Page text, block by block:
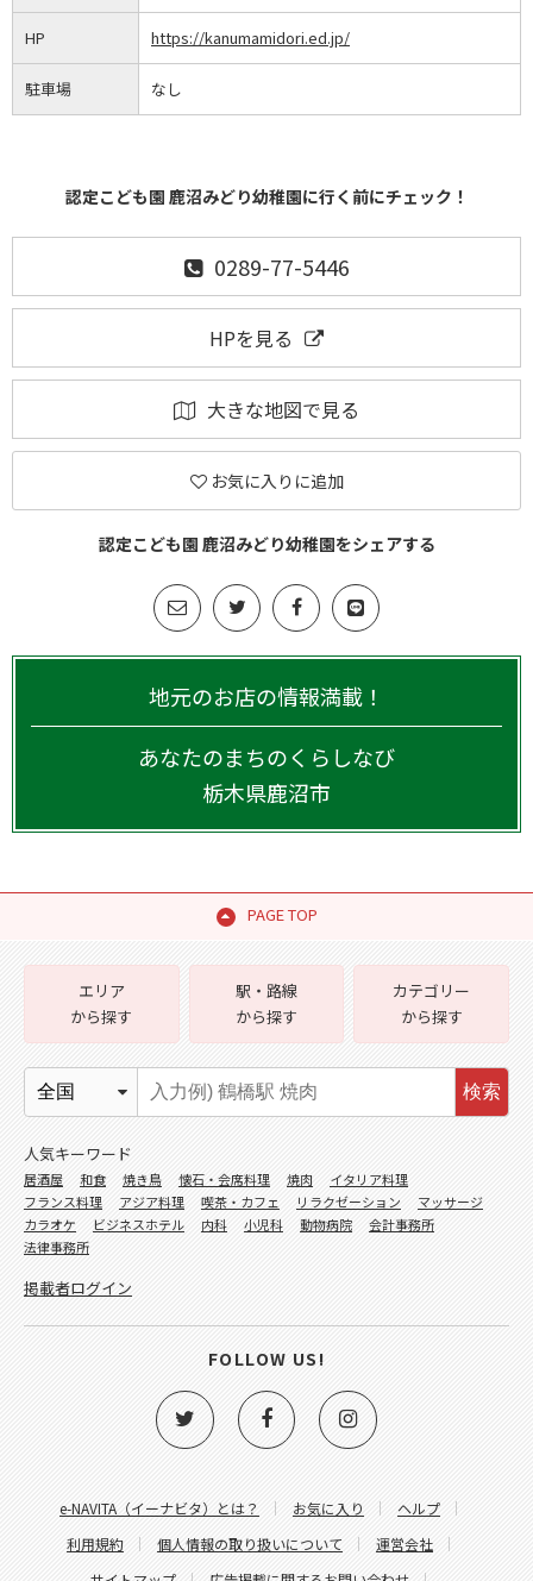
HP https://kanumamidori.ed.jp/
駐車場 なし
認定こども園 鹿沼みどり幼稚園に行く前にチェック！
0289-77-5446
HPを見る
大きな地図で見る
お気に入りに追加
認定こども園 鹿沼みどり幼稚園をシェアする
地元のお店の情報満載！
あなたのまちのくらしなび
栃木県鹿沼市
PAGE TOP
e-NAVITA（イーナビタ）とは？ お気に入り
ヘルプ
利用規約
個人情報の取り扱いについて
運営会社
エリア
から探す
駅・路線
から探す
カテゴリー
から探す
検索
人気キーワード
居酒屋 和食 焼き鳥 懐石・会席料理 焼肉
イタリア料理
フランス料理
アジア料理 喫茶・カフェ リラクゼーション
マッサージ
カラオケ
ビジネスホテル 内科 小児科 動物病院
会計事務所
法律事務所
掲載者ログイン
FOLLOW US!